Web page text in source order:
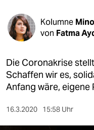
kultur
berlin
Kolumne
von Fatma
Die Coronakrise
Schaffen wir es,
Anfang wäre, eigene
16.3.2020 15:58 Uhr